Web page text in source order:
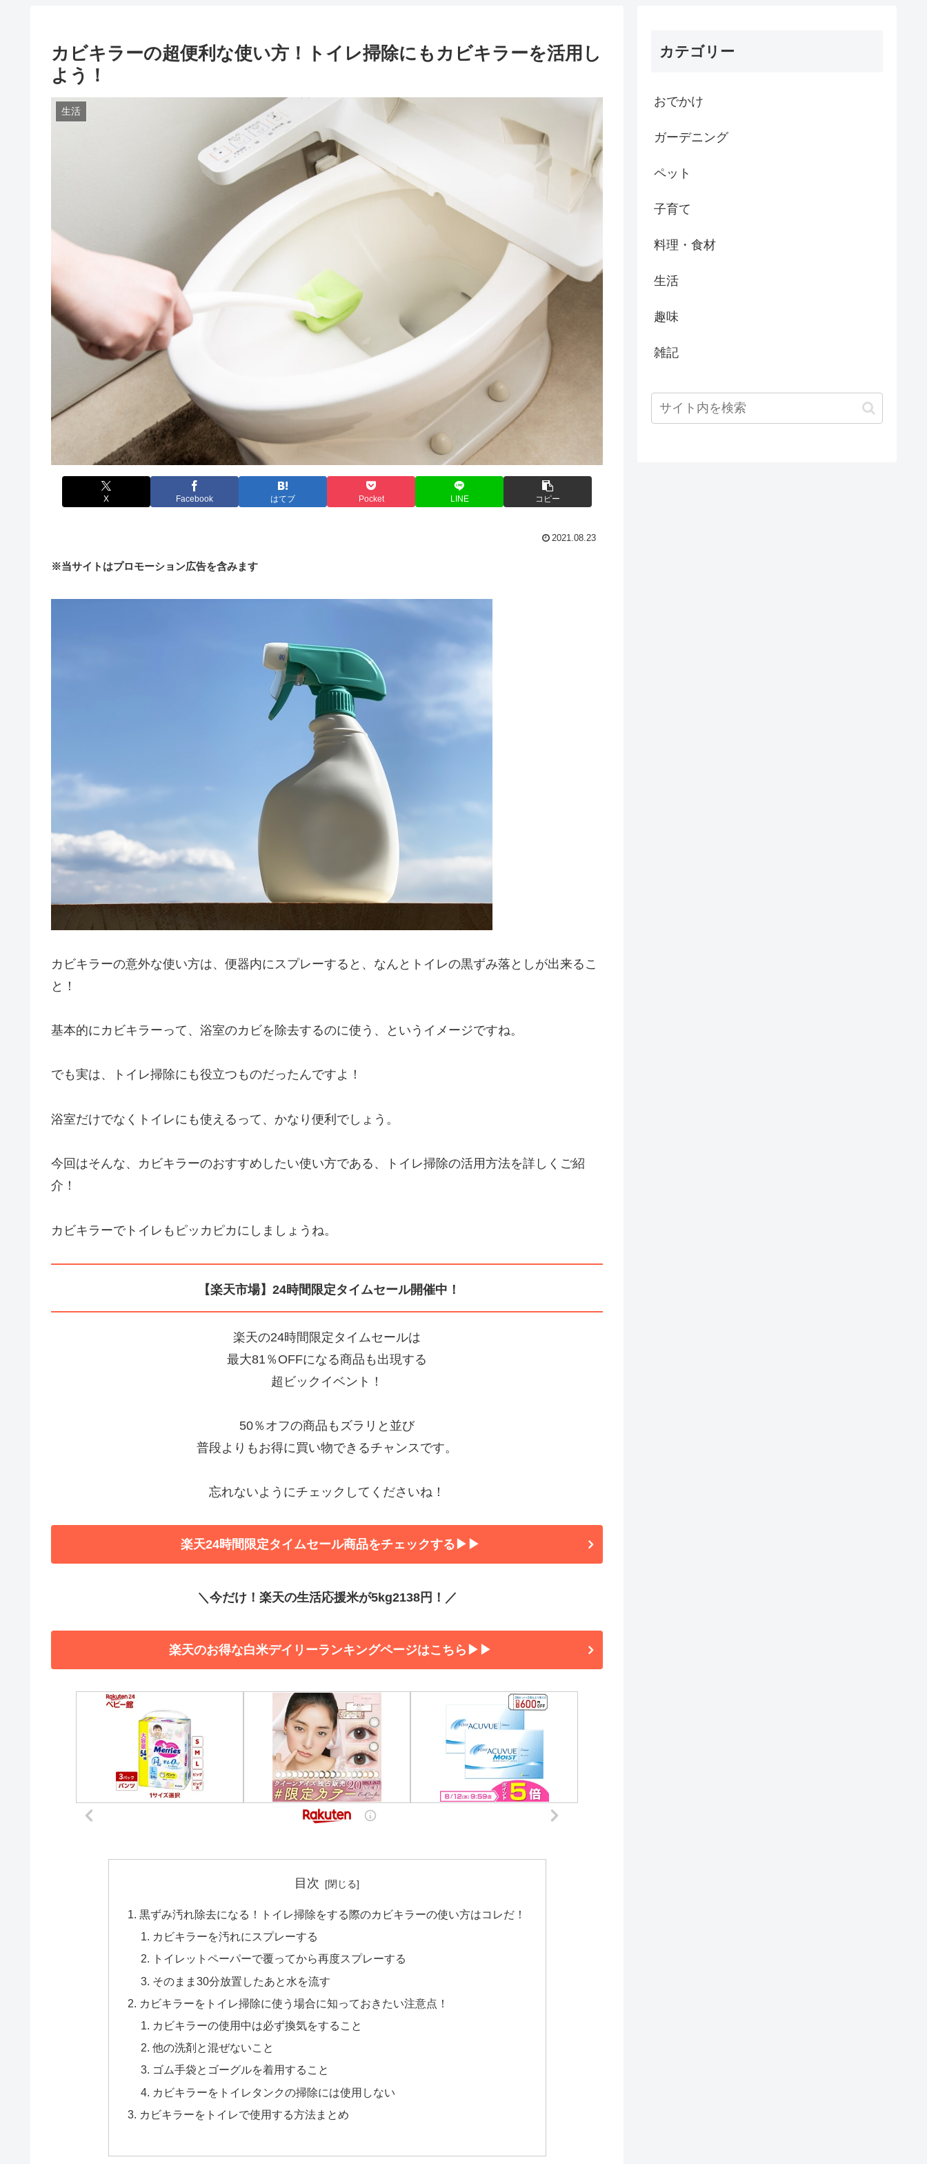
カビキラーの超便利な使い方！トイレ掃除にもカビキラーを活用し
よう！
生活
X Facebook はてブ Pocket LINE コピー
2021.08.23
※当サイトはプロモーション広告を含みます
カビキラーの意外な使い方は、便器内にスプレーすると、なんとトイレの黒ずみ落としが出来るこ
と！
基本的にカビキラーって、浴室のカビを除去するのに使う、というイメージですね。
でも実は、トイレ掃除にも役立つものだったんですよ！
浴室だけでなくトイレにも使えるって、かなり便利でしょう。
今回はそんな、カビキラーのおすすめしたい使い方である、トイレ掃除の活用方法を詳しくご紹
介！
カビキラーでトイレもピッカピカにしましょうね。
【楽天市場】24時間限定タイムセール開催中！
楽天の24時間限定タイムセールは
最大81％OFFになる商品も出現する
超ビックイベント！
50％オフの商品もズラリと並び
普段よりもお得に買い物できるチャンスです。
忘れないようにチェックしてくださいね！
楽天24時間限定タイムセール商品をチェックする▶▶
＼今だけ！楽天の生活応援米が5kg2138円！／
楽天のお得な白米デイリーランキングページはこちら▶▶
目次
黒ずみ汚れ除去になる！トイレ掃除をする際のカビキラーの使い方はコレだ！
カビキラーを汚れにスプレーする
トイレットペーパーで覆ってから再度スプレーする
そのまま30分放置したあと水を流す
カビキラーをトイレ掃除に使う場合に知っておきたい注意点！
カビキラーの使用中は必ず換気をすること
他の洗剤と混ぜないこと
ゴム手袋とゴーグルを着用すること
カビキラーをトイレタンクの掃除には使用しない
カビキラーをトイレで使用する方法まとめ
カテゴリー
おでかけ
ガーデニング
ペット
子育て
料理・食材
生活
趣味
雑記